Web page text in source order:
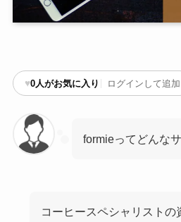
♥0人がお気に入り ログインして追加
formieってどんな
コーヒースペシャリストの